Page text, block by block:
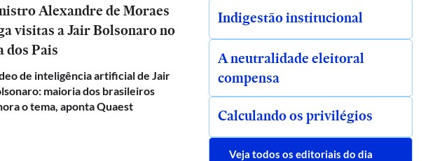
Alexandre de Moraes
visitas a Jair Bolsonaro no
dos Pais
de inteligência artificial de Jair
maioria dos brasileiros
o tema, aponta Quaest
Indigestão institucional
A neutralidade eleitoral
compensa
Calculando os privilégios
Veja todos os editoriais do dia